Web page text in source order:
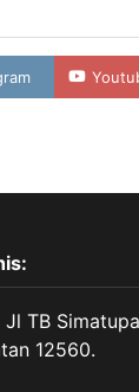
TB
12560.